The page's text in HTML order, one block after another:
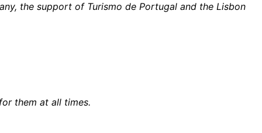
the support of Turismo de Portugal and the Lisbon
them at all times.